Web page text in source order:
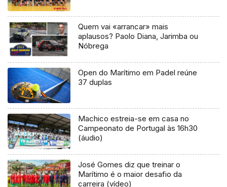
Quem vai «arrancar» mais
aplausos? Paolo Diana, Jarimba ou
Nóbrega
Open do Marítimo em Padel reúne
37 duplas
Machico estreia-se em casa no
Campeonato de Portugal às 16h30
(áudio)
José Gomes diz que treinar o
Marítimo é o maior desafio da
carreira (vídeo)